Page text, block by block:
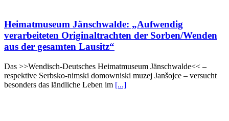
Heimatmuseum Jänschwalde: „Aufwendig
verarbeiteten Originaltrachten der Sorben/Wenden
aus der gesamten Lausitz“
Das >>Wendisch-Deutsches Heimatmuseum Jänschwalde<< –
respektive Serbsko-nimski domowniski muzej Janšojce – versucht
besonders das ländliche Leben im [...]